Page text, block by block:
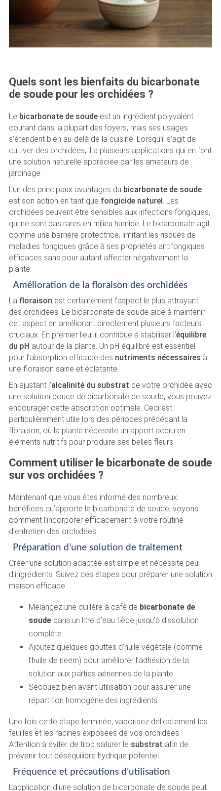
Quels sont les bienfaits du bicarbonate
de soude pour les orchidées ?
Le bicarbonate de soudeest un ingrédient polyvalent
courant dans la plupart des foyers, mais ses usages
s’étendent bien au-delà de la cuisine. Lorsqu’il s’agit de
cultiver des orchidées, il a plusieurs applications qui en font
une solution naturelle appréciée par les amateurs de
jardinage.
L’un des principaux avantages du bicarbonate de soude
est son action en tant que fongicide naturel . Les
orchidées peuvent être sensibles aux infections fongiques,
qui ne sont pas rares en milieu humide. Le bicarbonate agit
comme une barrière protectrice, limitant les risques de
maladies fongiques grâce à ses propriétés antifongiques
efficaces sans pour autant affecter négativement la
plante.
Amélioration de la floraison des orchidées
La floraison est certainement l’aspect le plus attrayant
des orchidées. Le bicarbonate de soude aide à maintenir
cet aspect en améliorant directement plusieurs facteurs
cruciaux. En premier lieu, il contribue à stabiliser l’équilibre
du pH autour de la plante. Un pH équilibré est essentiel
pour l’absorption efficace des nutriments nécessaires à
une floraison saine et éclatante.
En ajustant l’alcalinité du substrat de votre orchidée avec
une solution douce de bicarbonate de soude, vous pouvez
encourager cette absorption optimale. Ceci est
particulièrement utile lors des périodes précédant la
floraison, où la plante nécessite un apport accru en
éléments nutritifs pour produire ses belles fleurs.
Comment utiliser le bicarbonate de soude
sur vos orchidées ?
Maintenant que vous êtes informé des nombreux
bénéfices qu’apporte le bicarbonate de soude, voyons
comment l’incorporer efficacement à votre routine
d’entretien des orchidées.
Préparation d’une solution de traitement
Créer une solution adaptée est simple et nécessite peu
d’ingrédients. Suivez ces étapes pour préparer une solution
maison efficace :
Mélangez une cuillère à café de bicarbonate de
soudedans un litre d’eau tiède jusqu’à dissolution
complète.
Ajoutez quelques gouttes d’huile végétale (comme
l’huile de neem) pour améliorer l’adhésion de la
solution aux parties aériennes de la plante.
Secouez bien avant utilisation pour assurer une
répartition homogène des ingrédients.
Une fois cette étape terminée, vaporisez délicatement les
feuilles et les racines exposées de vos orchidées.
Attention à éviter de trop saturer le substrat afin de
prévenir tout déséquilibre hydrique potentiel.
Fréquence et précautions d’utilisation
L’application d’une solution de bicarbonate de soude peut